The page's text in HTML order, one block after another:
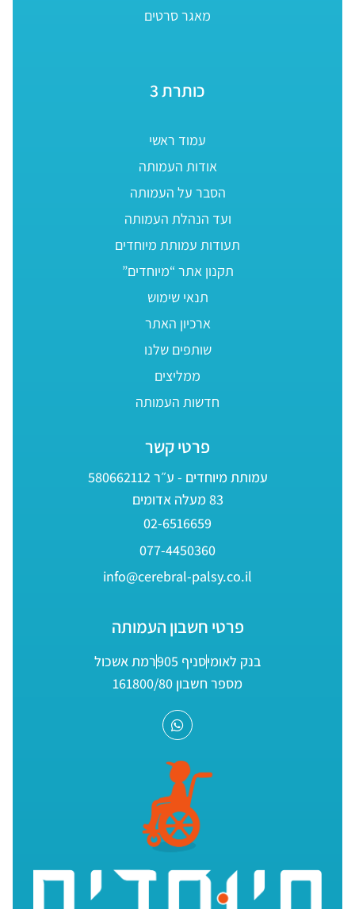
מאגר סרטים
כותרת 3
עמוד ראשי
אודות העמותה
הסבר על העמותה
ועד הנהלת העמותה
תעודות עמותת מיוחדים
תקנון אתר “מיוחדים”
תנאי שימוש
ארכיון האתר
שותפים שלנו
ממליצים
חדשות העמותה
פרטי קשר
עמותת מיוחדים - ע״ר 580662112
83 מעלה אדומים
02-6516659
077-4450360
info@cerebral-palsy.co.il
פרטי חשבון העמותה
בנק לאומיסניף 905
רמת אשכול
מספר חשבון 161800/80